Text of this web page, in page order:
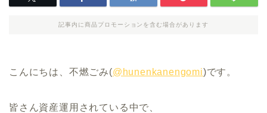
記事内に商品プロモーションを含む場合があります
こんにちは、不燃ごみ(@hunenkanengomi)です。
皆さん資産運用されている中で、